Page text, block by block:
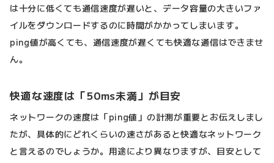
は十分に低くても通信速度が遅いと、データ容量の大きいファ
イルをダウンロードするのに時間がかかってしまいます。
ping値が高くても、通信速度が遅くても快適な通信はできませ
ん。
快適な速度は「50ms未満」が目安
ネットワークの速度は「ping値」の計測が重要とお伝えしまし
たが、具体的にどれくらいの速さがあると快適なネットワーク
と言えるのでしょうか。用途により異なりますが、目安として